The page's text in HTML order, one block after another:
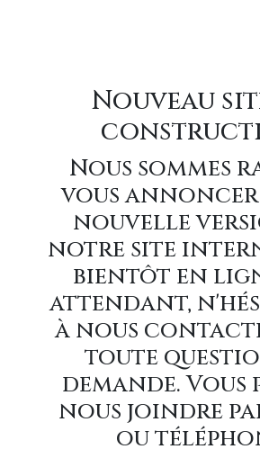
Nouveau
Nous sommes
vous
nouvelle
notre site
bientôt en
attendant,
à nous
toute
demande. Vous
nous joindre
ou